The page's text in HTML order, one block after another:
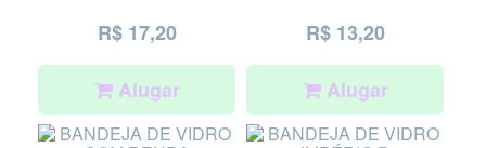
R$ 17,20
Alugar
R$ 13,20
Alugar